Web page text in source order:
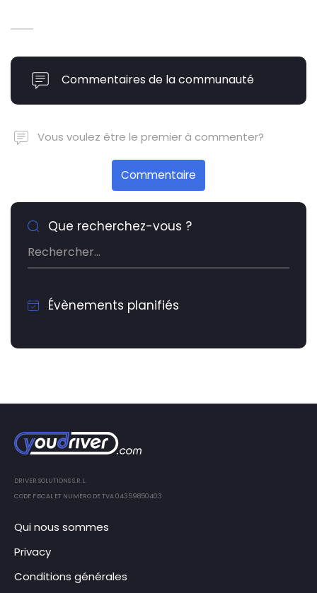
Commentaires de la communauté
Vous voulez être le premier à commenter?
Commentaire
Que recherchez-vous ?
Évènements planifiés
DRIVER SOLUTIONS S.R.L.
CODE FISCAL ET NUMÉRO DE TVA 04359850403
Qui nous sommes
Privacy
Conditions générales